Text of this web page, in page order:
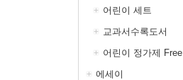
어린이 세트
교과서수록도서
어린이 정가제 Free
에세이